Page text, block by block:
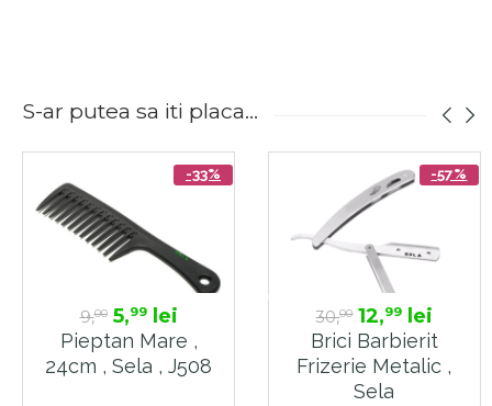
S-ar putea sa iti placa...
-33%
9,00 5,99lei
Pieptan Mare ,
24cm , Sela , J508
-57%
30,00 12,99 lei
Brici Barbierit
Frizerie Metalic ,
Sela